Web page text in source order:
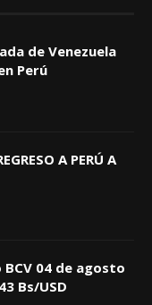
de Venezuela
Perú
A PERÚ A
BCV 04 de agosto
Bs/USD